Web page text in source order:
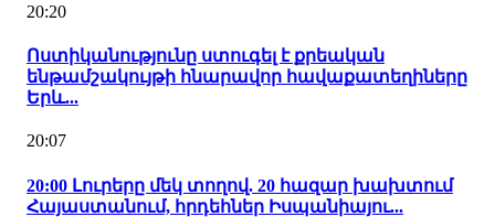
20:20
Ոստիկանությունը ստուգել է քրեական
ենթամշակույթի հնարավոր հավաքատեղիները
Երև...
20:07
20:00 Լուրերը մեկ տողով. 20 հազար խախտում
Հայաստանում, հրդեհներ Իսպանիայու...